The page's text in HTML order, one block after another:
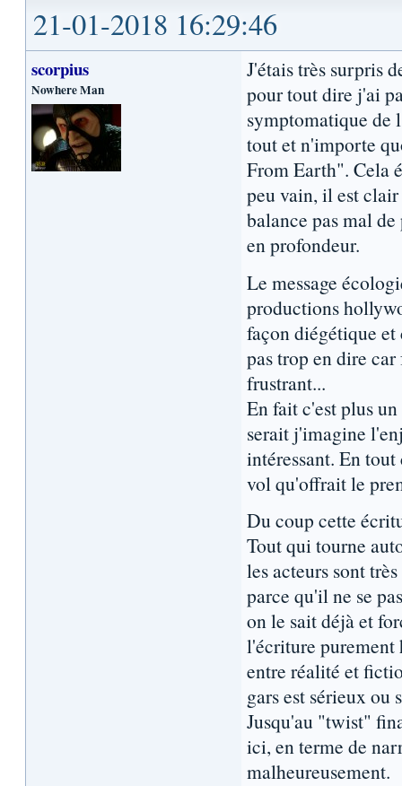
21-01-2018 16:29:46
scorpius
Nowhere Man
J'étais très surpris
pour tout dire j'ai
symptomatique de
tout et n'importe
From Earth". Cela
peu vain, il est
balance pas mal
en profondeur.
Le message
productions
façon diégétique et
pas trop en dire
frustrant...
En fait c'est plus
serait j'imagine
intéressant. En
vol qu'offrait le
Du coup cette
Tout qui tourne
les acteurs sont
parce qu'il ne se
on le sait déjà et
l'écriture
entre réalité et
gars est sérieux ou
Jusqu'au "twist"
ici, en terme de
malheureusement.